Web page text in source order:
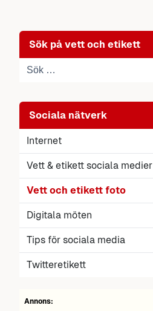
Sök på vett och etikett
Sociala nätverk
Internet
Vett & etikett sociala medier
Vett och etikett foto
Digitala möten
Tips för sociala media
Twitteretikett
Annons: